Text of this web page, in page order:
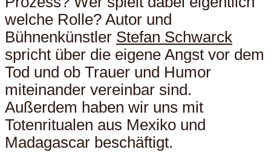
welche Rolle? Autor und
Bühnenkünstler Stefan Schwarck
spricht über die eigene Angst vor dem
Tod und ob Trauer und Humor
miteinander vereinbar sind.
Außerdem haben wir uns mit
Totenritualen aus Mexiko und
Madagascar beschäftigt.